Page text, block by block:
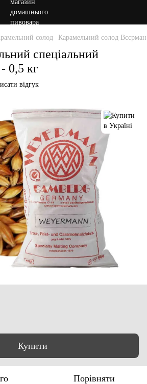
солод Карамельний солод Вєєрман
спеціальний
0,5 кг
відгук
Купити
Порівняти